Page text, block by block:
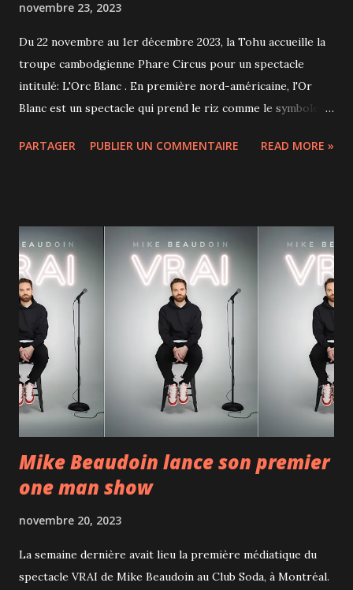
novembre 23, 2023
Du 22 novembre au 1er décembre 2023, la Tohu accueille la
troupe cambodgienne Phare Circus pour un spectacle
intitulé: L'Orc Blanc . En première nord-américaine, l'Or
Blanc est un spectacle qui prend le riz comme le symbole
sur scène, beaucoup de riz, et parfois même du riz en
et les enseignements bouddhistes de la modération. Une
belle réflexion intemporelle et totalement universelle. Sur
scène, des circassiens, des musiciens et même un peintre,
nous transportent au Cambodge grâce à une musique
traditionnelle charmante, un rythme différent et une poésie
tout à fait asiatique dans la mise en scène. Les numéros de
cirque n'en restent pas moins fort intéressants, notamment
le rolla bolla, le diabolo et les équilibres sur cannes. Ce que
je retiens ...
PARTAGER PUBLIER UN COMMENTAIRE READ MORE »
Mike Beaudoin lance son premier
one man show
novembre 20, 2023
La semaine dernière avait lieu la première médiatique du
spectacle VRAI de Mike Beaudoin au Club Soda, à Montréal.